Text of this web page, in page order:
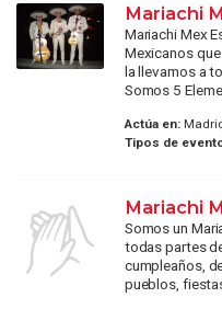
Mariachi
Mariachi Mex
Mexicanos
la llevamos a
Somos 5
Actúa en:
Tipos de
Mariachi
Somos un
todas partes
cumpleaños,
pueblos,